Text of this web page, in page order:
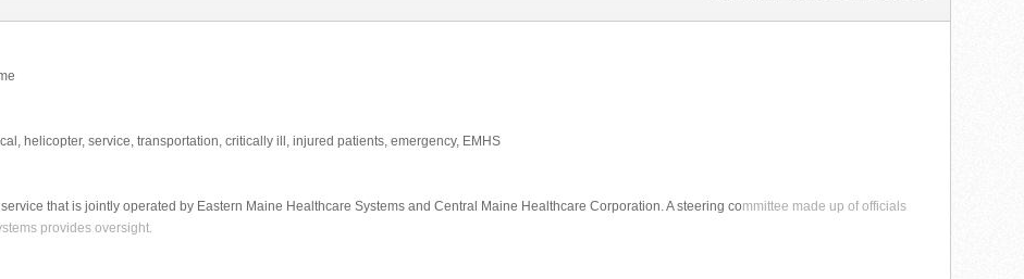
helicopter, service, transportation, critically ill, injured patients, emergency, EMHS
that is jointly operated by Eastern Maine Healthcare Systems and Central Maine Healthcare Corporation. A steering committee made up of officials
provides oversight.